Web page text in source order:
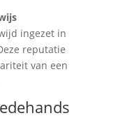
ingezet in
reputatie
van een